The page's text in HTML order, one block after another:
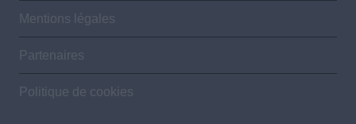
Mentions légales
Partenaires
Politique de cookies